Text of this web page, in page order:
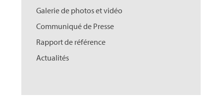
Galerie de photos et vidéo
Communiqué de Presse
Rapport de référence
Actualités